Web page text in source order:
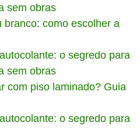
branco: como escolher a
com piso laminado? Guia